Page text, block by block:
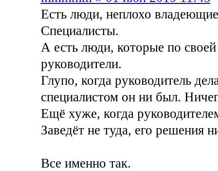
Есть люди, неплохо
Специалисты.
А есть люди, которые по
руководители.
Глупо, когда руководитель
специалистом он ни был.
Ещё хуже, когда
Заведёт не туда, его решения
Все именно так.